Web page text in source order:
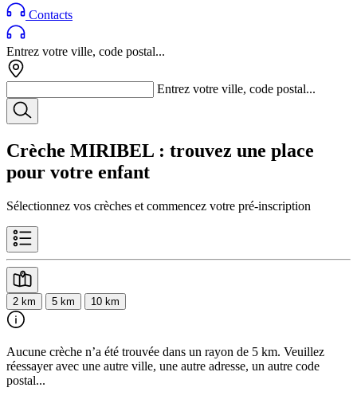
Contacts
Entrez votre ville, code postal...
Entrez votre ville, code postal...
Crèche MIRIBEL : trouvez une place
pour votre enfant
Sélectionnez vos crèches et commencez votre pré-inscription
2 km 5 km 10 km
Aucune crèche n’a été trouvée dans un rayon de 5 km. Veuillez
réessayer avec une autre ville, une autre adresse, un autre code
postal...